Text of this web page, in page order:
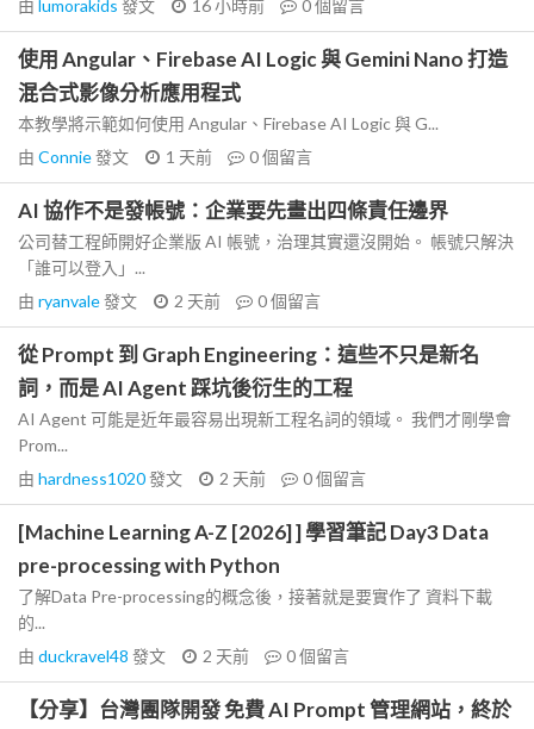
由 lumorakids 發文 16 小時前 0個留言
使用 Angular、Firebase AI Logic 與 Gemini Nano 打造
混合式影像分析應用程式
本教學將示範如何使用 Angular、Firebase AI Logic 與 G...
由 Connie發文 1 天前 0個留言
AI 協作不是發帳號：企業要先畫出四條責任邊界
公司替工程師開好企業版 AI 帳號，治理其實還沒開始。 帳號只解決
「誰可以登入」...
由 ryanvale發文 2 天前 0個留言
從 Prompt 到 Graph Engineering：這些不只是新名
詞，而是 AI Agent 踩坑後衍生的工程
AI Agent 可能是近年最容易出現新工程名詞的領域。 我們才剛學會
Prom...
由 hardness1020發文 2 天前 0個留言
[Machine Learning A-Z [2026] ] 學習筆記 Day3 Data
pre-processing with Python
了解Data Pre-processing的概念後，接著就是要實作了 資料下載
的...
由 duckravel48 發文 2 天前 0個留言
【分享】台灣團隊開發 免費 AI Prompt 管理網站，終於